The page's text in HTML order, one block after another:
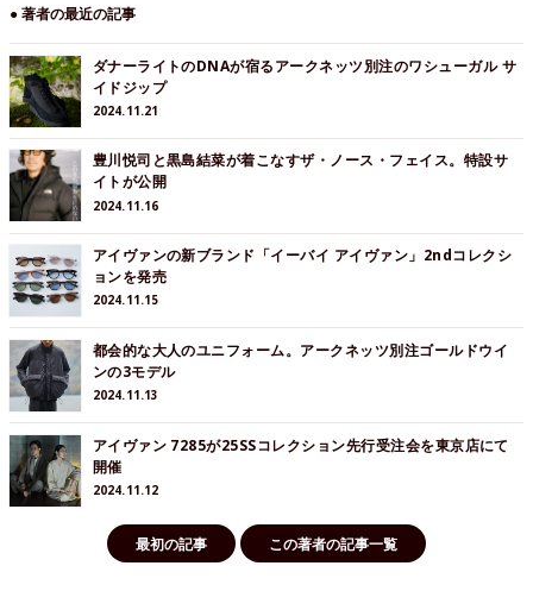
● 著者の最近の記事
ダナーライトのDNAが宿るアークネッツ別注のワシューガル サ
イドジップ
2024.11.21
豊川悦司と黒島結菜が着こなすザ・ノース・フェイス。特設サ
イトが公開
2024.11.16
アイヴァンの新ブランド「イーバイ アイヴァン」2ndコレクシ
ョンを発売
2024.11.15
都会的な大人のユニフォーム。アークネッツ別注ゴールドウイ
ンの3モデル
2024.11.13
アイヴァン 7285が25SSコレクション先行受注会を東京店にて
開催
2024.11.12
最初の記事 この著者の記事一覧